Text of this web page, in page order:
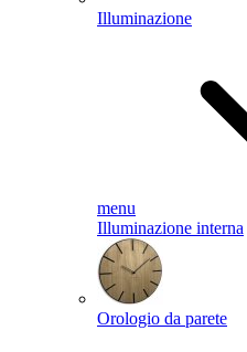
Illuminazione
menu
Illuminazione interna
Orologio da parete